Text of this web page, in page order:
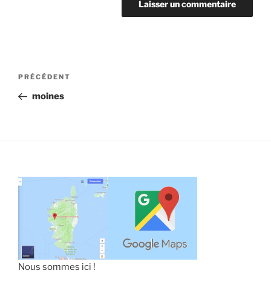
Navigation
l’article
Article
précédent
PRÉCÉDENT
moines
Nous sommes ici !